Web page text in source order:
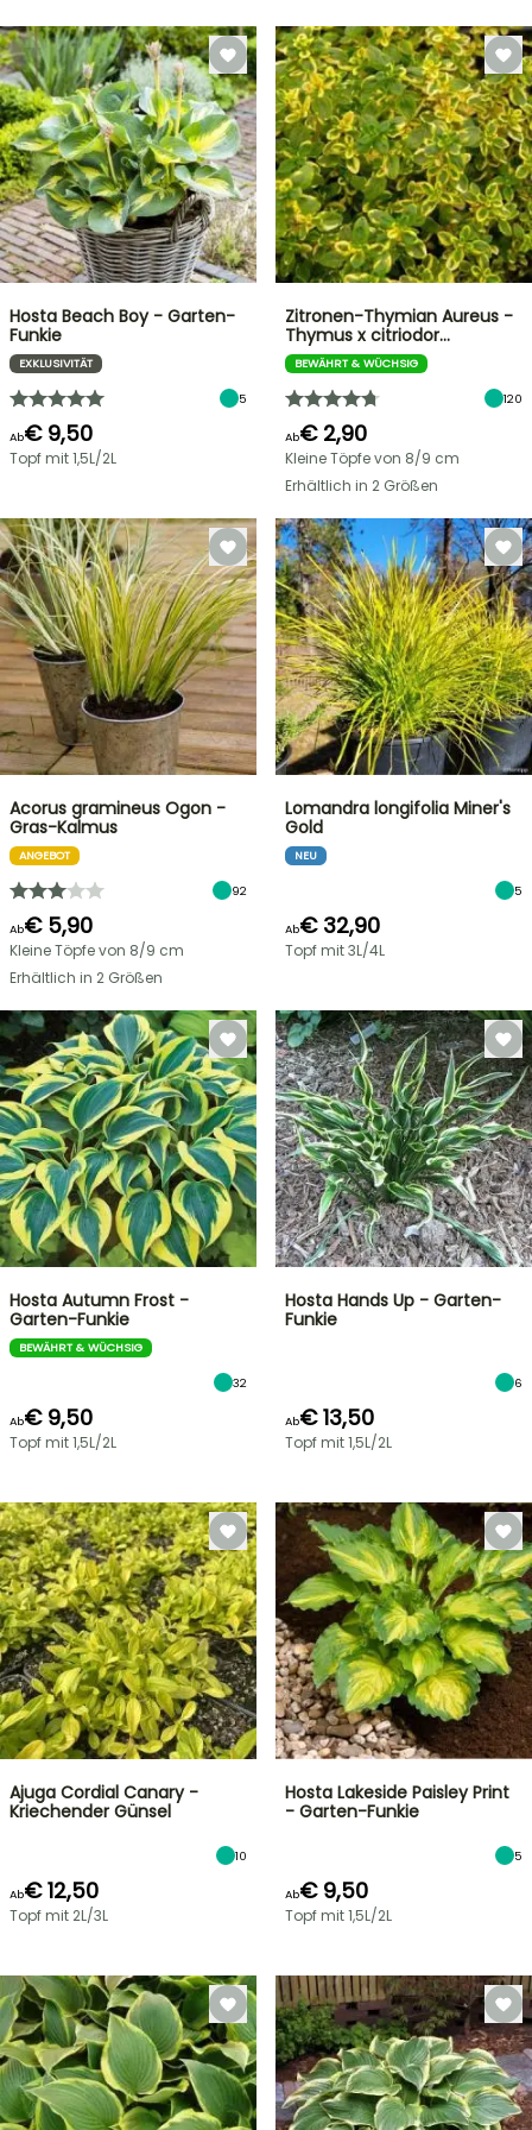
Hosta Beach Boy - Garten-
Funkie
EXKLUSIVITÄT
5
Ab€ 9,50
Topf mit 1,5L/2L
Zitronen-Thymian Aureus -
Thymus x citriodor…
BEWÄHRT & WÜCHSIG
120
Ab€ 2,90
Kleine Töpfe von 8/9 cm
Erhältlich in 2 Größen
Acorus gramineus Ogon -
Gras-Kalmus
ANGEBOT
92
Ab€ 5,90
Kleine Töpfe von 8/9 cm
Erhältlich in 2 Größen
Lomandra longifolia Miner's
Gold
NEU
5
Ab€ 32,90
Topf mit 3L/4L
Hosta Autumn Frost -
Garten-Funkie
BEWÄHRT & WÜCHSIG
32
Ab€ 9,50
Topf mit 1,5L/2L
Hosta Hands Up - Garten-
Funkie
6
Ab€ 13,50
Topf mit 1,5L/2L
Ajuga Cordial Canary -
Kriechender Günsel
10
Ab€ 12,50
Topf mit 2L/3L
Hosta Lakeside Paisley Print
- Garten-Funkie
5
Ab€ 9,50
Topf mit 1,5L/2L